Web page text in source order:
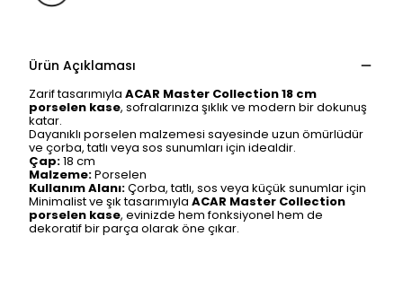
Ürün Açıklaması
Zarif tasarımıyla ACAR Master Collection 18 cm
porselen kase, sofralarınıza şıklık ve modern bir dokunuş
katar.
Dayanıklı porselen malzemesi sayesinde uzun ömürlüdür
ve çorba, tatlı veya sos sunumları için idealdir.
Çap:18 cm
Malzeme:Porselen
Kullanım Alanı:Çorba, tatlı, sos veya küçük sunumlar için
Minimalist ve şık tasarımıyla ACAR Master Collection
porselen kase, evinizde hem fonksiyonel hem de
dekoratif bir parça olarak öne çıkar.